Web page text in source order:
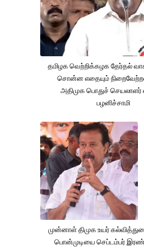
தமிழக வெற்றிக்கழக தேர்தல்
சொன்ன எதையும்
அதிமுக பொதுச் செயலாளர்
பழனிச்சாமி
முன்னாள் திமுக உயர்
பொன்முடியை செப்டம்பர்